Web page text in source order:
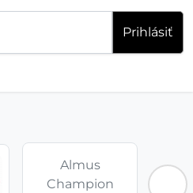
Prihlásiť
Almus
Champion